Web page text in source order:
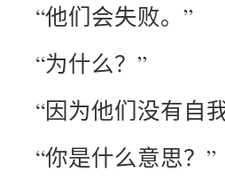
“他们会失败。”
“为什么？”
“因为他们没有自
“你是什么意思？”